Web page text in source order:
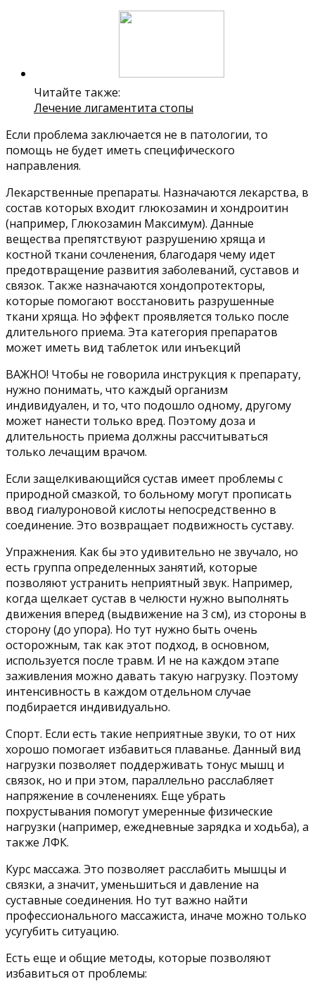
Читайте также:
Лечение лигаментита стопы
Если проблема заключается не в патологии, то
помощь не будет иметь специфического
направления.
Лекарственные препараты. Назначаются лекарства, в
состав которых входит глюкозамин и хондроитин
(например, Глюкозамин Максимум). Данные
вещества препятствуют разрушению хряща и
костной ткани сочленения, благодаря чему идет
предотвращение развития заболеваний, суставов и
связок. Также назначаются хондопротекторы,
которые помогают восстановить разрушенные
ткани хряща. Но эффект проявляется только после
длительного приема. Эта категория препаратов
может иметь вид таблеток или инъекций
ВАЖНО! Чтобы не говорила инструкция к препарату,
нужно понимать, что каждый организм
индивидуален, и то, что подошло одному, другому
может нанести только вред. Поэтому доза и
длительность приема должны рассчитываться
только лечащим врачом.
Если защелкивающийся сустав имеет проблемы с
природной смазкой, то больному могут прописать
ввод гиалуроновой кислоты непосредственно в
соединение. Это возвращает подвижность суставу.
Упражнения. Как бы это удивительно не звучало, но
есть группа определенных занятий, которые
позволяют устранить неприятный звук. Например,
когда щелкает сустав в челюсти нужно выполнять
движения вперед (выдвижение на 3 см), из стороны в
сторону (до упора). Но тут нужно быть очень
осторожным, так как этот подход, в основном,
используется после травм. И не на каждом этапе
заживления можно давать такую нагрузку. Поэтому
интенсивность в каждом отдельном случае
подбирается индивидуально.
Спорт. Если есть такие неприятные звуки, то от них
хорошо помогает избавиться плаванье. Данный вид
нагрузки позволяет поддерживать тонус мышц и
связок, но и при этом, параллельно расслабляет
напряжение в сочленениях. Еще убрать
похрустывания помогут умеренные физические
нагрузки (например, ежедневные зарядка и ходьба), а
также ЛФК.
Курс массажа. Это позволяет расслабить мышцы и
связки, а значит, уменьшиться и давление на
суставные соединения. Но тут важно найти
профессионального массажиста, иначе можно только
усугубить ситуацию.
Есть еще и общие методы, которые позволяют
избавиться от проблемы: